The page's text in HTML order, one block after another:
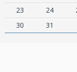
23
24
30
31